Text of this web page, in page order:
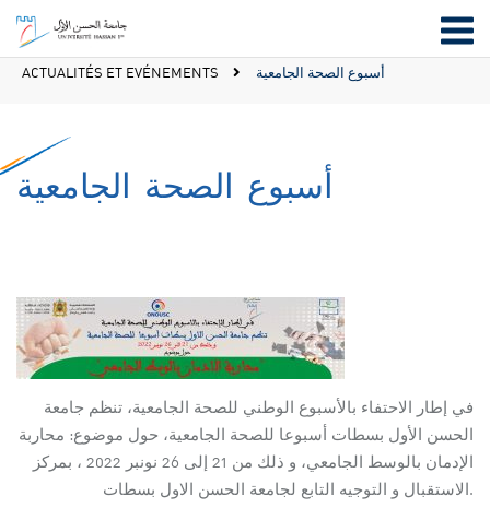
ACTUALITÉS ET EVÉNEMENTS أسبوع الصحة الجامعية
أسبوع الصحة الجامعية
في إطار الاحتفاء بالأسبوع الوطني للصحة الجامعية، تنظم جامعة
الحسن الأول بسطات أسبوعا للصحة الجامعية، حول موضوع: محاربة
الإدمان بالوسط الجامعي، و ذلك من 21 إلى 26 نونبر 2022 ، بمركز
الاستقبال و التوجيه التابع لجامعة الحسن الاول بسطات.